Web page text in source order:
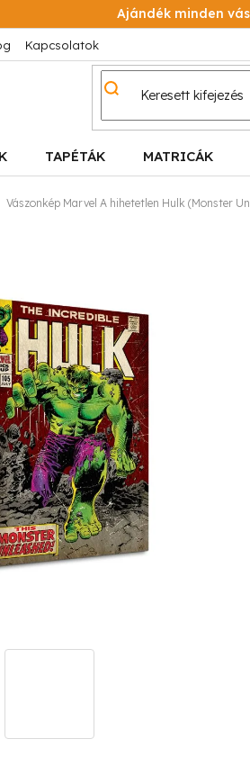
Ajándék minden
Kapcsolatok
TAPÉTÁK MATRICÁK
Vászonkép Marvel A hihetetlen Hulk (Monster